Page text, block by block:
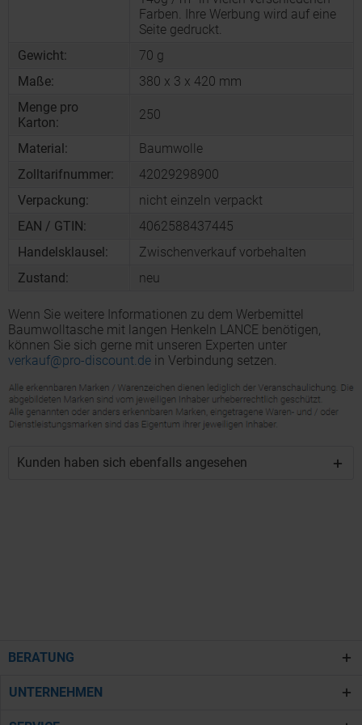
Farben. Ihre Werbung wird auf eine
Seite gedruckt.
Gewicht:
70 g
Maße:
380 x 3 x 420 mm
Menge pro
Karton:
250
Material:
Baumwolle
Zolltarifnummer:
42029298900
Verpackung:
nicht einzeln verpackt
EAN / GTIN:
4062588437445
Handelsklausel:
Zwischenverkauf vorbehalten
Zustand:
neu
Wenn Sie weitere Informationen zu dem Werbemittel
Baumwolltasche mit langen Henkeln LANCE benötigen,
können Sie sich gerne mit unseren Experten unter
verkauf@pro-discount.de in Verbindung setzen.
Kunden haben sich ebenfalls angesehen
BERATUNG
UNTERNEHMEN